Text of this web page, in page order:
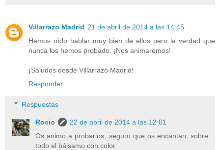
Villarrazo Madrid 21 de abril de 2014 a las 14:45
Hemos oído hablar muy bien de ellos pero la verdad que
nunca los hemos probado. ¡Nos animaremos!
¡Saludos desde Villarrazo Madrid!
Responder
Respuestas
Rocio
22 de abril de 2014 a las 12:01
Os animo a probarlos, seguro que os encantan, sobre
todo el bálsamo con color.